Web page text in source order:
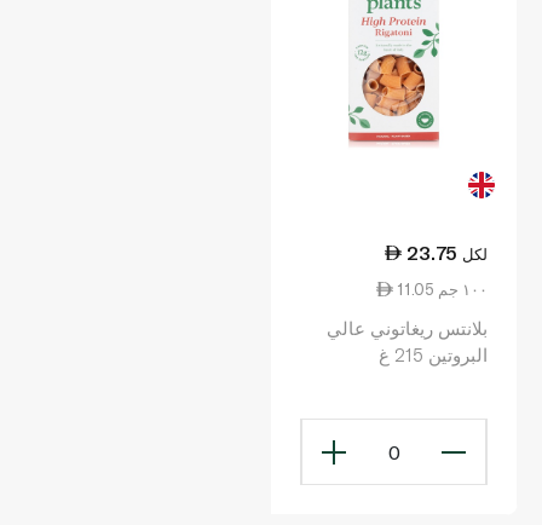
23.75 لكل
11.05 ١٠٠ جم
بلانتس ريغاتوني عالي
البروتين 215 غ
0